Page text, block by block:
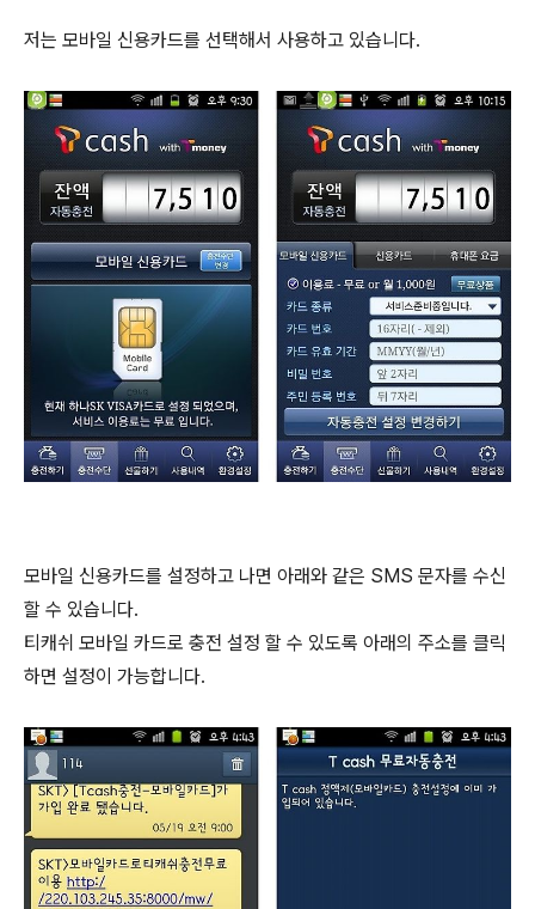
저는 모바일 신용카드를 선택해서 사용하고 있습니다.
모바일 신용카드를 설정하고 나면 아래와 같은 SMS 문자를 수신
할 수 있습니다.
티캐쉬 모바일 카드로 충전 설정 할 수 있도록 아래의 주소를 클릭
하면 설정이 가능합니다.